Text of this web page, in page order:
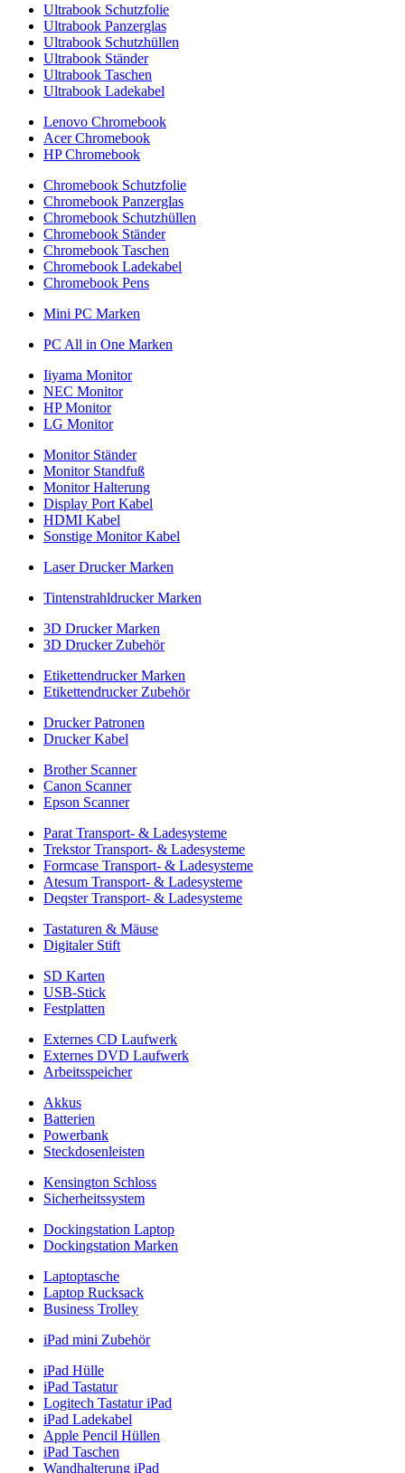
Ultrabook Schutzfolie
Ultrabook Panzerglas
Ultrabook Schutzhüllen
Ultrabook Ständer
Ultrabook Taschen
Ultrabook Ladekabel
Lenovo Chromebook
Acer Chromebook
HP Chromebook
Chromebook Schutzfolie
Chromebook Panzerglas
Chromebook Schutzhüllen
Chromebook Ständer
Chromebook Taschen
Chromebook Ladekabel
Chromebook Pens
Mini PC Marken
PC All in One Marken
Iiyama Monitor
NEC Monitor
HP Monitor
LG Monitor
Monitor Ständer
Monitor Standfuß
Monitor Halterung
Display Port Kabel
HDMI Kabel
Sonstige Monitor Kabel
Laser Drucker Marken
Tintenstrahldrucker Marken
3D Drucker Marken
3D Drucker Zubehör
Etikettendrucker Marken
Etikettendrucker Zubehör
Drucker Patronen
Drucker Kabel
Brother Scanner
Canon Scanner
Epson Scanner
Parat Transport- & Ladesysteme
Trekstor Transport- & Ladesysteme
Formcase Transport- & Ladesysteme
Atesum Transport- & Ladesysteme
Deqster Transport- & Ladesysteme
Tastaturen & Mäuse
Digitaler Stift
SD Karten
USB-Stick
Festplatten
Externes CD Laufwerk
Externes DVD Laufwerk
Arbeitsspeicher
Akkus
Batterien
Powerbank
Steckdosenleisten
Kensington Schloss
Sicherheitssystem
Dockingstation Laptop
Dockingstation Marken
Laptoptasche
Laptop Rucksack
Business Trolley
iPad mini Zubehör
iPad Hülle
iPad Tastatur
Logitech Tastatur iPad
iPad Ladekabel
Apple Pencil Hüllen
iPad Taschen
Wandhalterung iPad